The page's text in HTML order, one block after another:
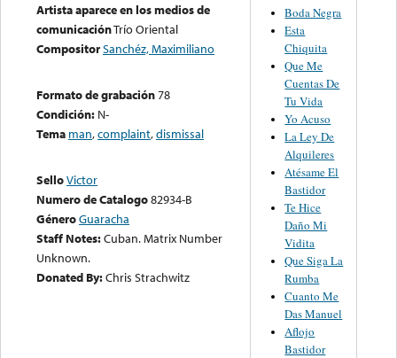
Artista aparece en los medios de
comunicaciónTrío Oriental
CompositorSanchéz, Maximiliano
Formato de grabación78
Condición: N-
Tema man,complaint,dismissal
SelloVictor
Numero de Catalogo82934-B
GéneroGuaracha
Staff Notes:Cuban. Matrix Number
Unknown.
Donated By:Chris Strachwitz
Boda Negra
Esta
Chiquita
Que Me
Cuentas De
Tu Vida
Yo Acuso
La Ley De
Alquileres
Atésame El
Bastidor
Te Hice
Daño Mi
Vidita
Que Siga La
Rumba
Cuanto Me
Das Manuel
Aflojo
Bastidor